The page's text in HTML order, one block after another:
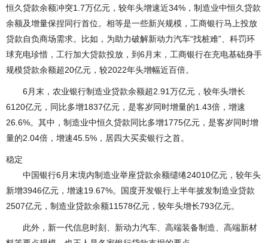
恒久贷款余额冲突1.7万亿元，较年头增速近34%，制造业中恒久贷款
余额及增量保捏同行首位。相等是一些新兴规模，工商银行马上投放
贷款自负商场需求。比如，为助力破解新动力汽车“找桩难”、科罚环
球充电珍惜，工行加大贷款投放，到6月末，工商银行在充电基础身手
规模贷款余额超20亿元，较2022年头增幅近百倍。
6月末，农业银行制造业贷款余额超2.91万亿元，较年头增长
6120亿元，同比多增1837亿元，是客岁同时增量的1.43倍，增速
26.6%。其中，制造业中恒久贷款同比多增1775亿元，是客岁同时增
量的2.04倍，增速45.5%，居四大买卖银行之首。
稳定
中国银行6月末境内制造业举座贷款余额缱绻24010亿元，较年头
新增3946亿元，增速19.67%。国度开发银行上半年披发制造业贷款
2507亿元，制造业贷款余额11578亿元，较年头增长793亿元。
此外，新一代信息时刻、新动力汽车、高端装备制造、高端新材